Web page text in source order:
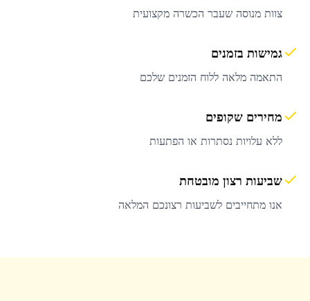
צוות מנוסה שעבר הכשרה מקצועית
גמישות בזמנים
התאמה מלאה ללוח הזמנים שלכם
מחירים שקופים
ללא עלויות נסתרות או הפתעות
שביעות רצון מובטחת
אנו מתחייבים לשביעות רצונכם המלאה